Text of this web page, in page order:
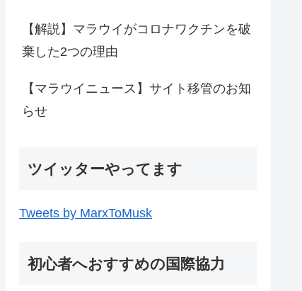
【解説】マラウイがコロナワクチンを破
棄した2つの理由
【マラウイニュース】サイト移管のお知
らせ
ツイッターやってます
Tweets by MarxToMusk
初心者へおすすめの国際協力